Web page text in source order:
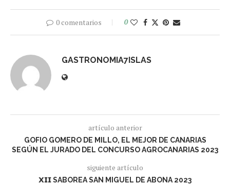
0 comentarios 0
GASTRONOMIA7ISLAS
artículo anterior
GOFIO GOMERO DE MILLO, EL MEJOR DE CANARIAS
SEGÚN EL JURADO DEL CONCURSO AGROCANARIAS 2023
siguiente artículo
𝗫𝗜𝗜 SABOREA SAN MIGUEL DE ABONA 2023